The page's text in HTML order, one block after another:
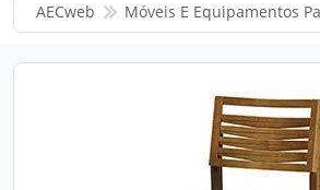
AECweb Móveis E Equipamentos